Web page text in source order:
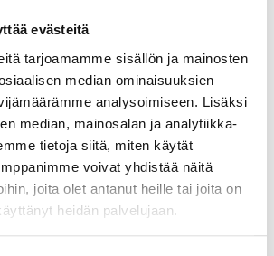
evästeitä
tarjoamamme sisällön ja mainosten
median ominaisuuksien
analysoimiseen. Lisäksi
median, mainosalan ja analytiikka-
tietoja siitä, miten käytät
voivat yhdistää näitä
joita olet antanut heille tai joita on
heidän palvelujaan.
hedelmiä on paljon voi, omenoita
per asiakas Viitasaaren ja Äänekosken
jätekeskuksessa
määrällä ei ole rajoitetta. Hinnoittelu
mukaisesti. Esimerkiksi
toimitettavasta pienerästä
24 %.
koko alueella